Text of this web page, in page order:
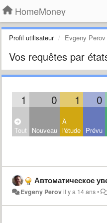
HomeMoney
Profil utilisateur Evgeny Perov
Vos requêtes par
1 0 1 0
Tout Nouveau
À
l'étude Prévu
Автоматическое
Evgeny Perovil y a 14 ans•